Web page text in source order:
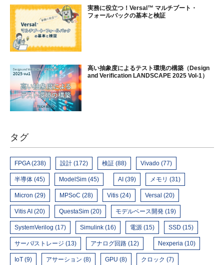
実務に役立つ！Versal™ マルチブート・
フォールバックの基本と検証
高い抽象度によるテスト環境の構築（Design
and Verification LANDSCAPE 2025 Vol-1）
タグ
FPGA (238) 設計 (172) 検証 (88) Vivado (77)
半導体 (45) ModelSim (45) AI (39) メモリ (31)
Micron (29) MPSoC (28) Vitis (24) Versal (20)
Vitis AI (20) QuestaSim (20) モデルベース開発 (19)
SystemVerilog (17) Simulink (16) 電源 (15) SSD (15)
サーバ/ストレージ (13) アナログ回路 (12) Nexperia (10)
IoT (9) アサーション (8) GPU (8) クロック (7)